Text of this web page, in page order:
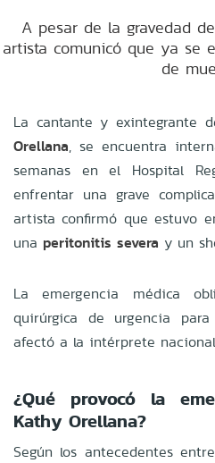
A pesar de la gravedad
artista comunicó que ya se
de
La cantante y exintegrante
Orellana, se encuentra
semanas en el Hospital
enfrentar una grave
artista confirmó que estuvo
una peritonitis severa y un
La emergencia médica
quirúrgica de urgencia
afectó a la intérprete
¿Qué provocó la
Kathy Orellana?
Según los antecedentes